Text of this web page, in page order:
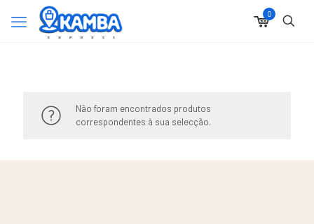
0
Não foram encontrados produtos
correspondentes à sua selecção.